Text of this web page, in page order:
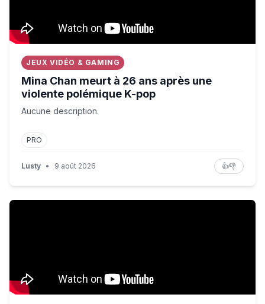
JEUX VIDÉO & GAMING
Mina Chan meurt à 26 ans après une
violente polémique K-pop
Aucune description.
PRO
Lusty • 9 août 2026 👍👎
State of emergency declared as Canada wildfire